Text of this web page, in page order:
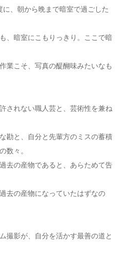
、朝から晩まで暗室で過ごした
、暗室にこもりっきり。ここで暗
業こそ、写真の醍醐味みたいなも
されない職人芸と、芸術性を兼ね
勘と、自分と先輩方のミスの蓄積
数々。
去の産物であると、あらためて告
去の産物になっていたはずなの
撮影が、自分を活かす最善の道と